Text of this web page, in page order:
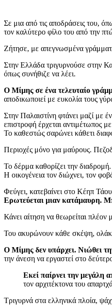
Σε μια από τις αποδράσεις του,
τον καλύτερο φίλο του από την
Ζήτησε, με απεγνωσμένα
Στην Ελλάδα τριγυρνούσε στην
όπως συνήθιζε να λέει.
Ο Μίμης σε ένα τελευταίο
αποδικωποιεί με ευκολία τους
Στην Παλαιστίνη φτάνει μαζί με
επιστροφή έρχεται αντιμέτωπος
Το καθεστώς σαρώνει κάθετι
Περιοχές μόνο για μαύρους.
Το δέρμα καθορίζει την
Η οικογένεια τον διώχνει, τον
Φεύγει, κατεβαίνει στο Κέηπ
Ερωτεύεται μιαν κατάμαυρη.
Κάνει αίτηση να θεωρείται πλέον
Του ακυρώνουν κάθε σκέψη,
Ο Μίμης δεν υπάρχει. Νιώθει
την άνεση να εργαστεί στο
Εκεί παίρνει την μεγάλη
τον αρχιτέκτονα του
Τριγυρνά στα ελληνικά πλοία,